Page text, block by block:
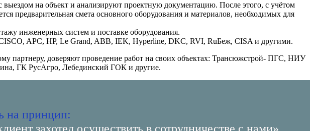
на объект и анализируют проектную документацию. После этого, с учётом
предварительная смета основного оборудования и материалов, необходимых для
инженерных систем и поставке оборудования.
APC, HP, Le Grand, ABB, IEK, Hyperline, DKC, RVI, RuБеж, CISA и другими.
партнеру, доверяют проведение работ на своих объектах: Трансюжстрой- ПГС, НИУ
ГК РусАгро, Лебединский ГОК и другие.
на принцип: